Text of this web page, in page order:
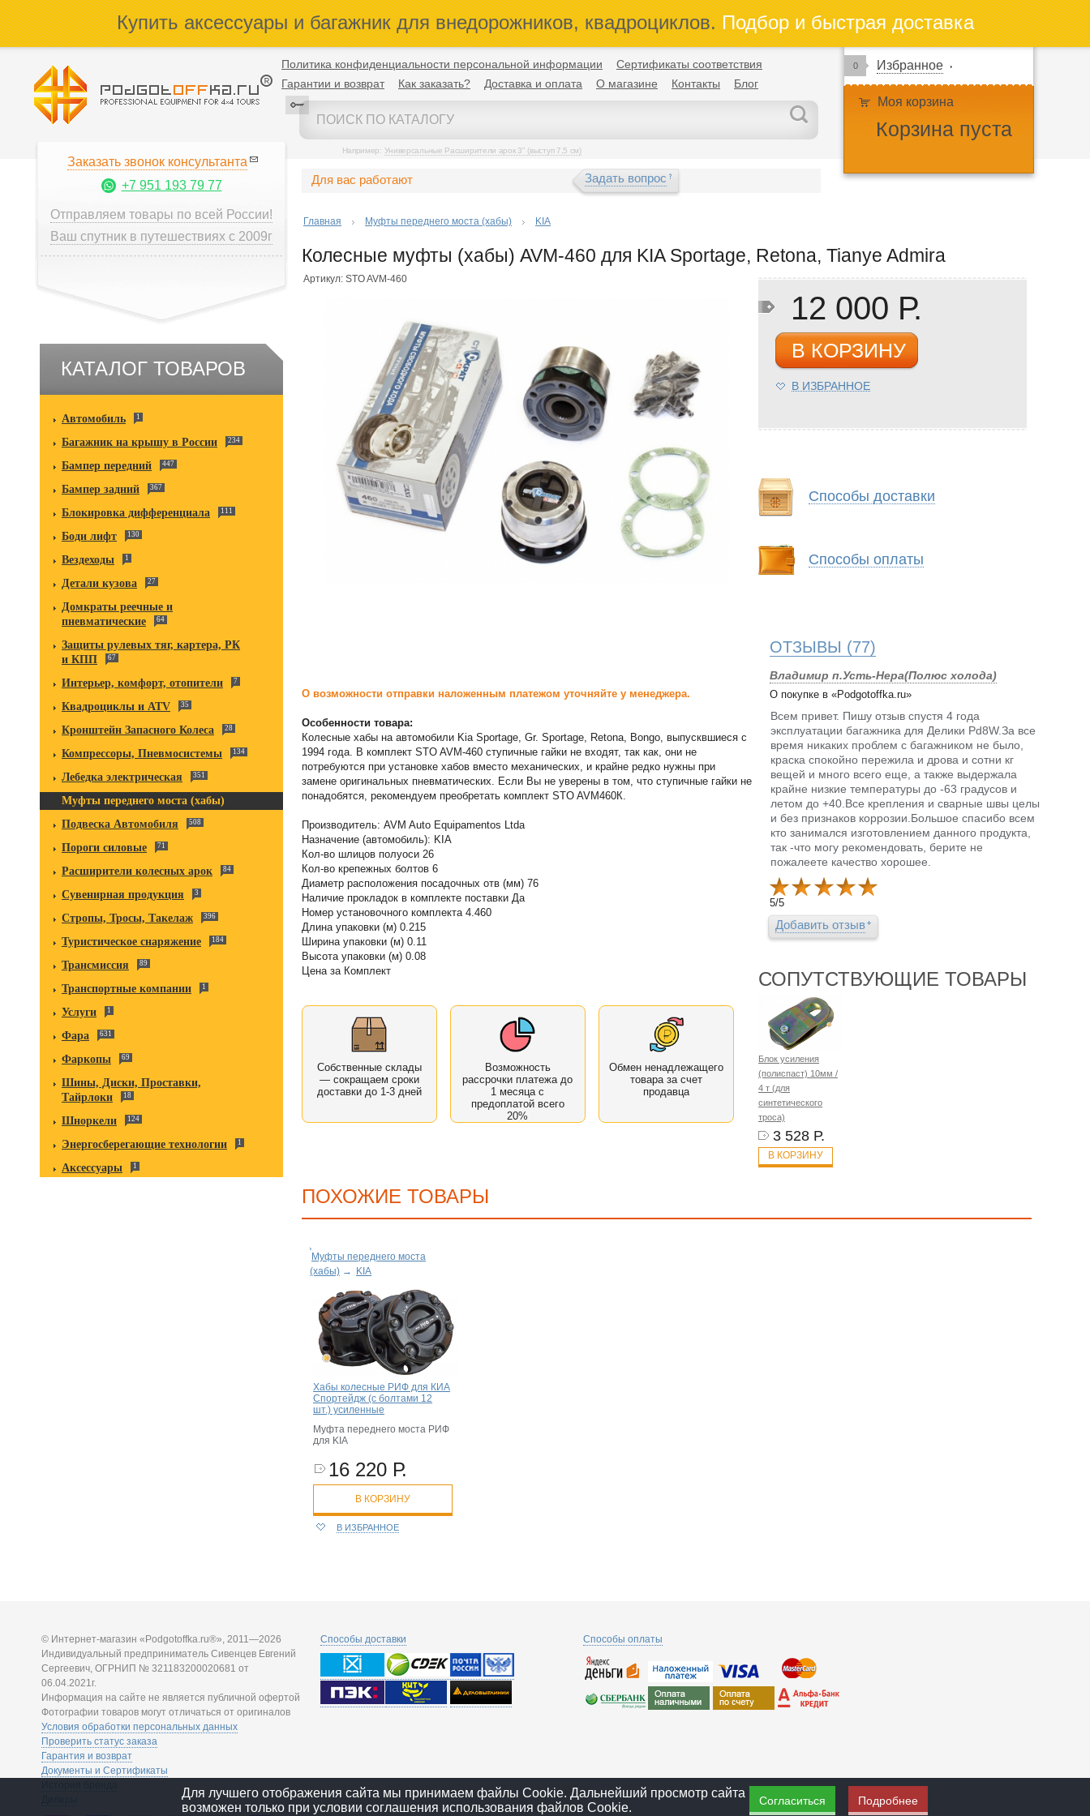
Купить аксессуары и багажник для внедорожников, квадроциклов.Подбор и быстрая доставка
Политика конфиденциальности персональной информации
Сертификаты соответствия
Гарантии и возврат
Как заказать? Доставка и оплата О магазине Контакты Блог
Например: Универсальные Расширители арок 3" (выступ 7,5 см)
0 Избранное
Моя корзина
Корзина пуста
Заказать звонок консультанта
+7 951 193 79 77
Отправляем товары по всей России!
Ваш спутник в путешествиях с 2009г
КАТАЛОГ ТОВАРОВ
Автомобиль 1
Багажник на крышу в России 234
Бампер передний 447
Бампер задний 367
Блокировка дифференциала 111
Боди лифт 130
Вездеходы 1
Детали кузова 27
Домкраты реечные и
пневматические
64
Защиты рулевых тяг, картера, РК
и КПП
67
Интерьер, комфорт, отопители 7
Квадроциклы и ATV 35
Кронштейн Запасного Колеса 28
Компрессоры, Пневмосистемы 134
Лебедка электрическая 351
Муфты переднего моста (хабы)
Подвеска Автомобиля
508
Пороги силовые 71
Расширители колесных арок 84
Сувенирная продукция 3
Стропы, Тросы, Такелаж 396
Туристическое снаряжение 184
Трансмиссия 89
Транспортные компании 1
Услуги 1
Фара 631
Фаркопы 69
Шины, Диски, Проставки,
Тайрлоки
18
Шноркели 124
Энергосберегающие технологии 1
Аксессуары 1
Для вас работают Задать вопрос
Главная Муфты переднего моста (хабы) KIA
Колесные муфты (хабы) AVM-460 для KIA Sportage, Retona, Tianye Admira
Артикул: STO AVM-460
О возможности отправки наложенным платежом уточняйте у менеджера.
Особенности товара:
Колесные хабы на автомобили Kia Sportage, Gr. Sportage, Retona, Bongo, выпусквшиеся с
1994 года. В комплект STO AVM-460 ступичные гайки не входят, так как, они не
потребуются при установке хабов вместо механических, и крайне редко нужны при
замене оригинальных пневматических. Если Вы не уверены в том, что ступичные гайки не
понадобятся, рекомендуем преобретать комплект STO AVM460К.
Производитель: AVM Auto Equipamentos Ltda
Назначение (автомобиль): KIA
Кол-во шлицов полуоси 26
Кол-во крепежных болтов 6
Диаметр расположения посадочных отв (мм) 76
Наличие прокладок в комплекте поставки Да
Номер установочного комплекта 4.460
Длина упаковки (м) 0.215
Ширина упаковки (м) 0.11
Высота упаковки (м) 0.08
Цена за Комплект
Собственные склады
— сокращаем сроки
доставки до 1-3 дней
Возможность
рассрочки платежа до
1 месяца с
предоплатой всего
20%
Обмен ненадлежащего
товара за счет
продавца
12 000 Р.
В КОРЗИНУ
В ИЗБРАННОЕ
Способы доставки
Способы оплаты
ОТЗЫВЫ (77)
Владимир п.Усть-Нера(Полюс холода)
О покупке в «Podgotoffka.ru»
Всем привет. Пишу отзыв спустя 4 года
эксплуатации багажника для Делики Pd8W.За все
время никаких проблем с багажником не было,
краска спокойно пережила и дрова и сотни кг
вещей и много всего еще, а также выдержала
крайне низкие температуры до -63 градусов и
летом до +40.Все крепления и сварные швы целы
и без признаков коррозии.Большое спасибо всем
кто занимался изготовлением данного продукта,
так -что могу рекомендовать, берите не
пожалеете качество хорошее.
5/5
Добавить отзыв
СОПУТСТВУЮЩИЕ ТОВАРЫ
Блок усиления
(полиспаст) 10мм /
4 т (для
синтетического
троса)
3 528 Р.
В КОРЗИНУ
ПОХОЖИЕ ТОВАРЫ
Муфты переднего моста
(хабы) → KIA
Хабы колесные РИФ для КИА
Спортейдж (с болтами 12
шт.) усиленные
Муфта переднего моста РИФ
для KIA
16 220 Р.
В КОРЗИНУ
В ИЗБРАННОЕ
© Интернет-магазин «Podgotoffka.ru®», 2011—2026
Индивидуальный предприниматель Сивенцев Евгений
Сергеевич, ОГРНИП № 321183200020681 от
06.04.2021г.
Информация на сайте не является публичной офертой
Фотографии товаров могут отличаться от оригиналов
Условия обработки персональных данных
Проверить статус заказа
Гарантия и возврат
Документы и Сертификаты
Способы доставки Способы оплаты
Для лучшего отображения сайта мы принимаем файлы Cookie. Дальнейший просмотр сайта
возможен только при условии соглашения использования файлов Cookie.
Согласиться Подробнее